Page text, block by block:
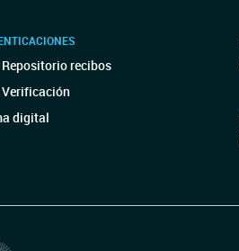
Repositorio recibos
Verificación
digital